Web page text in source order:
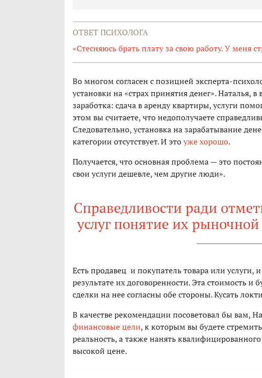
ОТВЕТ ПСИХОЛОГА
«Стесняюсь брать плату за свою работу. У меня
Во многом согласен с позицией эксперта-
установки на «страх принятия денег». Наталья,
заработка: сдача в аренду квартиры, услуги
этом вы считаете, что недополучаете
Следовательно, установка на зарабатывание
категории отсутствует. И этоуже хорошо.
Получается, что основная проблема — это
свои услуги дешевле, чем другие люди».
Справедливости ради
услуг понятие их
Есть продавец и покупатель товара или услуги,
результате их договоренности. Эта стоимость
сделки на нее согласны обе стороны. Кусать
В качестве рекомендации посоветовал бы вам,
финансовые цели, к которым вы будете
реальность, а также нанять
высокой цене.